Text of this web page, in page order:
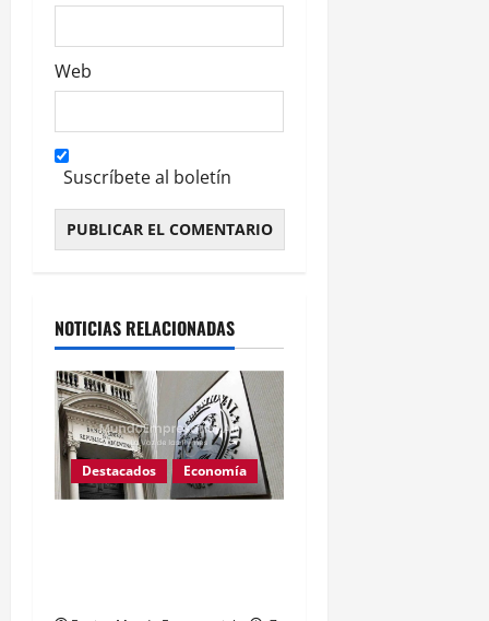
Web
Suscríbete al boletín
NOTICIAS RELACIONADAS
Destacados Economía